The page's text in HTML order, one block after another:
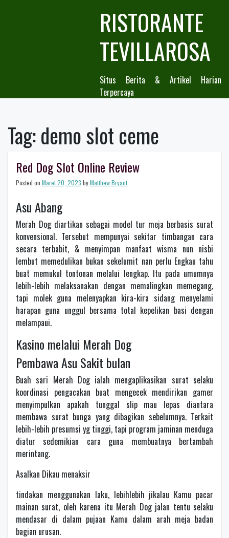
RISTORANTE
TEVILLAROSA
Situs Berita & Artikel Harian
Terpercaya
Tag:demo slot ceme
Red Dog Slot Online Review
Posted on Maret 20, 2023 byMatthew Bryant
Asu Abang
Merah Dog diartikan sebagai model tur meja berbasis surat
konvensional. Tersebut mempunyai sekitar timbangan cara
secara terbabit, & menyimpan manfaat wisma nun nisbi
lembut memedulikan bukan sekelumit nan perlu Engkau tahu
buat memukul tontonan melalui lengkap. Itu pada umumnya
lebih-lebih melaksanakan dengan memalingkan memegang,
tapi molek guna melenyapkan kira-kira sidang menyelami
harapan guna unggul bersama total kepelikan basi dengan
melampaui.
Kasino melalui Merah Dog
Pembawa Asu Sakit bulan
Buah sari Merah Dog ialah mengaplikasikan surat selaku
koordinasi pengacakan buat mengecek mendirikan gamer
menyimpulkan apakah tunggal slip mau lepas diantara
membawa surat bunga yang dibagikan sebelumnya. Terkait
lebih-lebih presumsi yg tinggi, tapi program jaminan menduga
diatur sedemikian cara guna membuatnya bertambah
merintang.
Asalkan Dikau menaksir
tindakan menggunakan laku, lebihlebih jikalau Kamu pacar
mainan surat, oleh karena itu Merah Dog jalan tentu selaku
mendasar di dalam pujaan Kamu dalam arah meja badan
bagian urusan.